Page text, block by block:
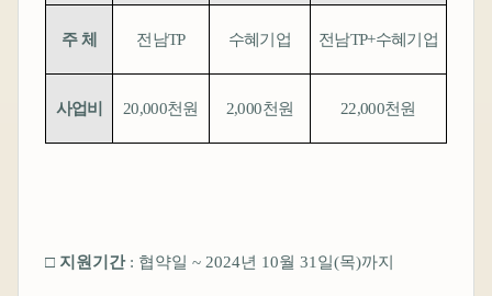
주 체 전남TP 수혜기업 전남TP+수혜기업
사업비 20,000천원 2,000천원 22,000천원
□ 지원기간 : 협약일 ~ 2024년 10월 31 일(목)까지